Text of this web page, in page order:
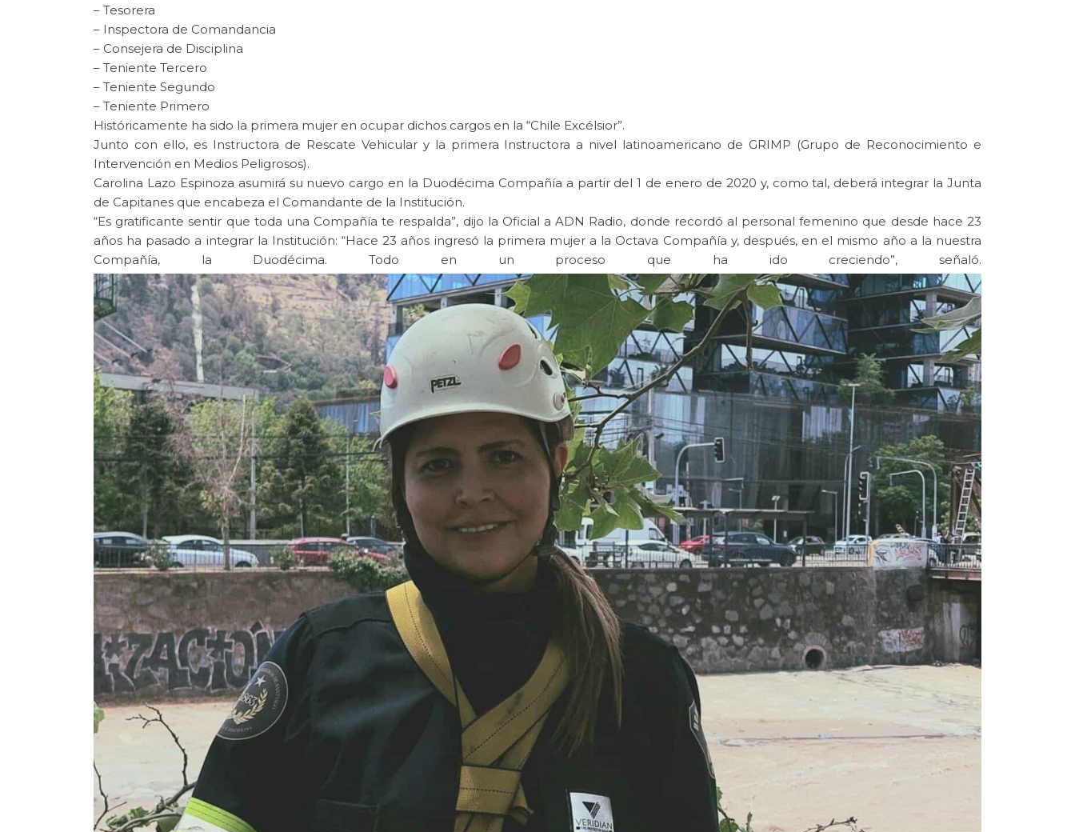
– Tesorera
– Inspectora de Comandancia
– Consejera de Disciplina
– Teniente Tercero
– Teniente Segundo
– Teniente Primero
Históricamente ha sido la primera mujer en ocupar dichos cargos en la “Chile Excélsior”.
Junto con ello, es Instructora de Rescate Vehicular y la primera Instructora a nivel latinoamericano de GRIMP (Grupo de Reconocimiento e
Intervención en Medios Peligrosos).
Carolina Lazo Espinoza asumirá su nuevo cargo en la Duodécima Compañía a partir del 1 de enero de 2020 y, como tal, deberá integrar la Junta
de Capitanes que encabeza el Comandante de la Institución.
“Es gratificante sentir que toda una Compañía te respalda”, dijo la Oficial a ADN Radio, donde recordó al personal femenino que desde hace 23
años ha pasado a integrar la Institución: “Hace 23 años ingresó la primera mujer a la Octava Compañía y, después, en el mismo año a la nuestra
Compañía, la Duodécima. Todo en un proceso que ha ido creciendo”, señaló.